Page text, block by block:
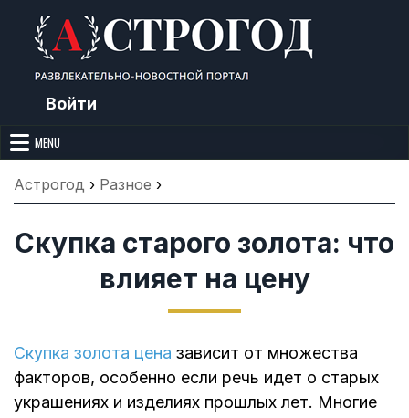
content
Войти
Астрогод: Праздники сегодня,
Лунный календарь, Приметы,
Что нельзя делать, Гороскопы и
Сонник
приметы, точный гороскоп и толкование снов. Читайте, что можно и
MENU
Астрогод › Разное ›
Скупка старого золота: что
влияет на цену
Скупка золота цена зависит от множества
факторов, особенно если речь идет о старых
украшениях и изделиях прошлых лет. Многие